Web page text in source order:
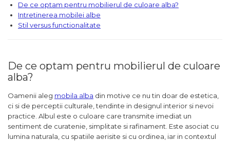
De ce optam pentru mobilierul de culoare alba?
Intretinerea mobilei albe
Stil versus functionalitate
De ce optam pentru mobilierul de culoare
alba?
Oamenii aleg mobila alba din motive ce nu tin doar de estetica,
ci si de perceptii culturale, tendinte in designul interior si nevoi
practice. Albul este o culoare care transmite imediat un
sentiment de curatenie, simplitate si rafinament. Este asociat cu
lumina naturala, cu spatiile aerisite si cu ordinea, iar in contextul